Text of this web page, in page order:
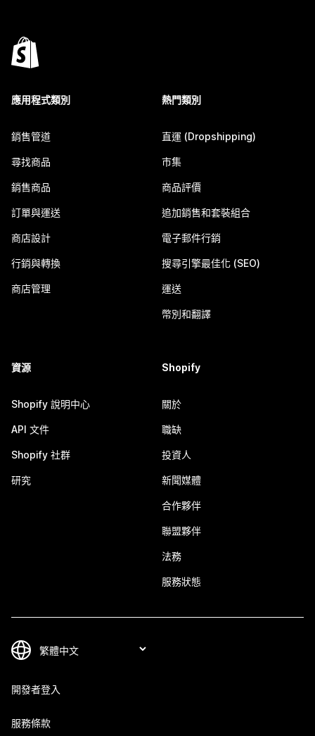
應用程式類別
銷售管道
尋找商品
銷售商品
訂單與運送
商店設計
行銷與轉換
商店管理
熱門類別
直運 (Dropshipping)
市集
商品評價
追加銷售和套裝組合
電子郵件行銷
搜尋引擎最佳化 (SEO)
運送
幣別和翻譯
資源
Shopify 說明中心
API 文件
Shopify 社群
研究
Shopify
關於
職缺
投資人
新聞媒體
合作夥伴
聯盟夥伴
法務
服務狀態
開發者登入
服務條款